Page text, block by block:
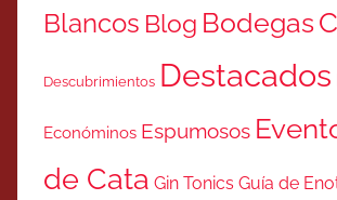
Blancos Blog Bodegas
Descubrimientos Destacados
Económinos Espumosos
de Cata Gin Tonics Guía de